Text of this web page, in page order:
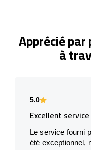
Apprécié par
à
5.0
Excellent service
Le service fourni
été exceptionnel,